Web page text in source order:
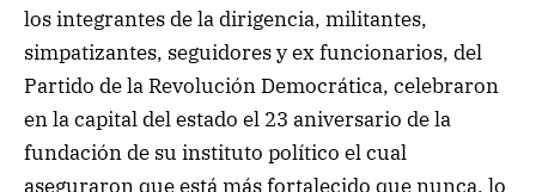
los integrantes de la dirigencia, militantes,
simpatizantes, seguidores y ex funcionarios, del
Partido de la Revolución Democrática, celebraron
en la capital del estado el 23 aniversario de la
fundación de su instituto político el cual
aseguraron que está más fortalecido que nunca, lo